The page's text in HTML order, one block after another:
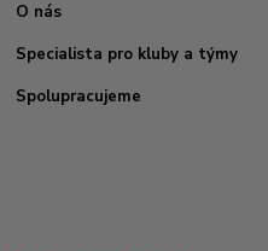
O nás
Specialista pro kluby a týmy
Spolupracujeme